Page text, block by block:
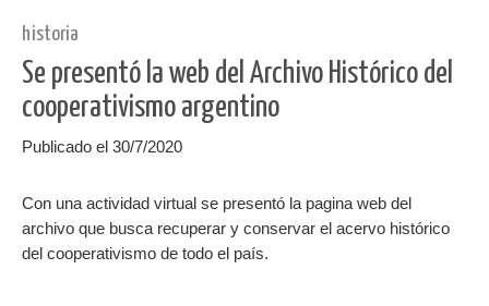
historia
Se presentó la web del Archivo Histórico del
cooperativismo argentino
Publicado el 30/7/2020
Con una actividad virtual se presentó la pagina web del
archivo que busca recuperar y conservar el acervo histórico
del cooperativismo de todo el país.